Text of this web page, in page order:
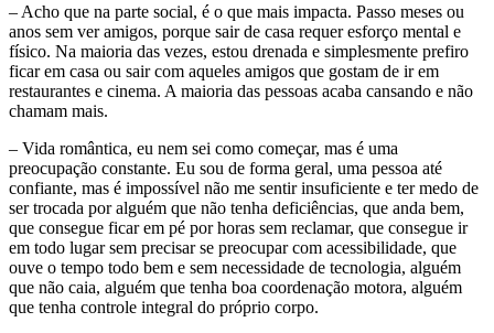
– Acho que na parte social, é o que mais impacta. Passo meses ou
anos sem ver amigos, porque sair de casa requer esforço mental e
físico. Na maioria das vezes, estou drenada e simplesmente prefiro
ficar em casa ou sair com aqueles amigos que gostam de ir em
restaurantes e cinema. A maioria das pessoas acaba cansando e não
chamam mais.
– Vida romântica, eu nem sei como começar, mas é uma
preocupação constante. Eu sou de forma geral, uma pessoa até
confiante, mas é impossível não me sentir insuficiente e ter medo de
ser trocada por alguém que não tenha deficiências, que anda bem,
que consegue ficar em pé por horas sem reclamar, que consegue ir
em todo lugar sem precisar se preocupar com acessibilidade, que
ouve o tempo todo bem e sem necessidade de tecnologia, alguém
que não caia, alguém que tenha boa coordenação motora, alguém
que tenha controle integral do próprio corpo.